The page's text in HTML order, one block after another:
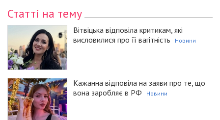
Статті на тему
Вітвіцька відповіла критикам, які
висловилися про її вагітність
Новини
Кажанна відповіла на заяви про те, що
вона заробляє в РФ
Новини